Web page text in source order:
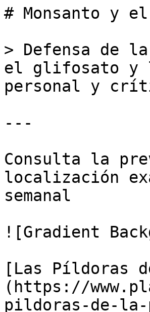
# Monsanto y
> Defensa de
el glifosato y
personal y
---
Consulta la
localización
semanal
![Gradient
[Las Píldoras
(https://
pildoras-de-la-